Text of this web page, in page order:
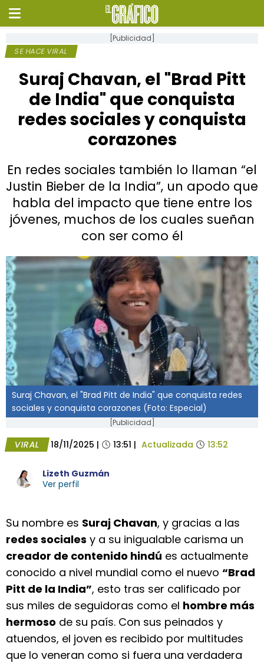
[Publicidad]
SE HACE VIRAL
Suraj Chavan, el "Brad Pitt
de India" que conquista
redes sociales y conquista
corazones
En redes sociales también lo llaman “el
Justin Bieber de la India”, un apodo que
habla del impacto que tiene entre los
jóvenes, muchos de los cuales sueñan
con ser como él
Suraj Chavan, el "Brad Pitt de India" que conquista redes
sociales y conquista corazones (Foto: Especial)
[Publicidad]
VIRAL 18/11/2025 | 13:51 | Actualizada 13:52
Lizeth Guzmán
Ver perfil
Su nombre es Suraj Chavan, y gracias a las
redes sociales y a su inigualable carisma un
creador de contenido hindú es actualmente
conocido a nivel mundial como el nuevo “Brad
Pitt de la India”, esto tras ser calificado por
sus miles de seguidoras como el hombre más
hermoso de su país. Con sus peinados y
atuendos, el joven es recibido por multitudes
que lo veneran como si fuera una verdadera